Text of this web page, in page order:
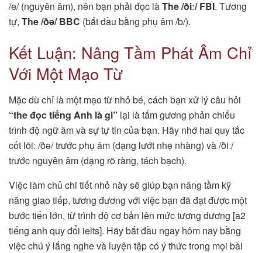
/e/ (nguyên âm), nên bạn phải đọc làThe /ðiː/ FBI. Tương
tự, The /ðə/ BBC (bắt đầu bằng phụ âm /b/).
Kết Luận: Nâng Tầm Phát Âm Chỉ
Với Một Mạo Từ
Mặc dù chỉ là một mạo từ nhỏ bé, cách bạn xử lý câu hỏi
“the đọc tiếng Anh là gì” lại là tấm gương phản chiếu
trình độ ngữ âm và sự tự tin của bạn. Hãy nhớ hai quy tắc
cốt lõi: /ðə/ trước phụ âm (dạng lướt nhẹ nhàng) và /ðiː/
trước nguyên âm (dạng rõ ràng, tách bạch).
Việc làm chủ chi tiết nhỏ này sẽ giúp bạn nâng tầm kỹ
năng giao tiếp, tương đương với việc bạn đã đạt được một
bước tiến lớn, từ trình độ cơ bản lên mức tương đương [a2
tiếng anh quy đổi ielts]. Hãy bắt đầu ngay hôm nay bằng
việc chú ý lắng nghe và luyện tập có ý thức trong mọi bài